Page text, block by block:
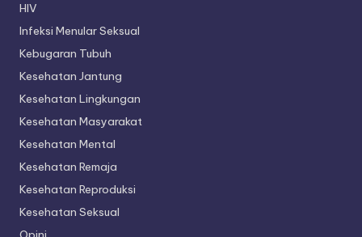
HIV
Infeksi Menular Seksual
Kebugaran Tubuh
Kesehatan Jantung
Kesehatan Lingkungan
Kesehatan Masyarakat
Kesehatan Mental
Kesehatan Remaja
Kesehatan Reproduksi
Kesehatan Seksual